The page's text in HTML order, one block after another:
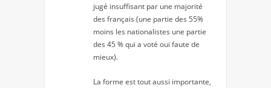
jugé insuffisant par une majorité
des français (une partie des 55%
moins les nationalistes une partie
des 45 % qui a voté oui faute de
mieux).
La forme est tout aussi importante,